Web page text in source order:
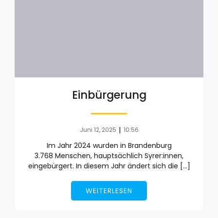
Einbürgerung
Juni 12, 2025 | 10:56
Im Jahr 2024 wurden in Brandenburg
3.768 Menschen, hauptsächlich Syrer:innen,
eingebürgert. In diesem Jahr ändert sich die […]
WEITERLESEN